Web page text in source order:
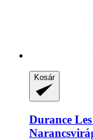
Kosár
Durance